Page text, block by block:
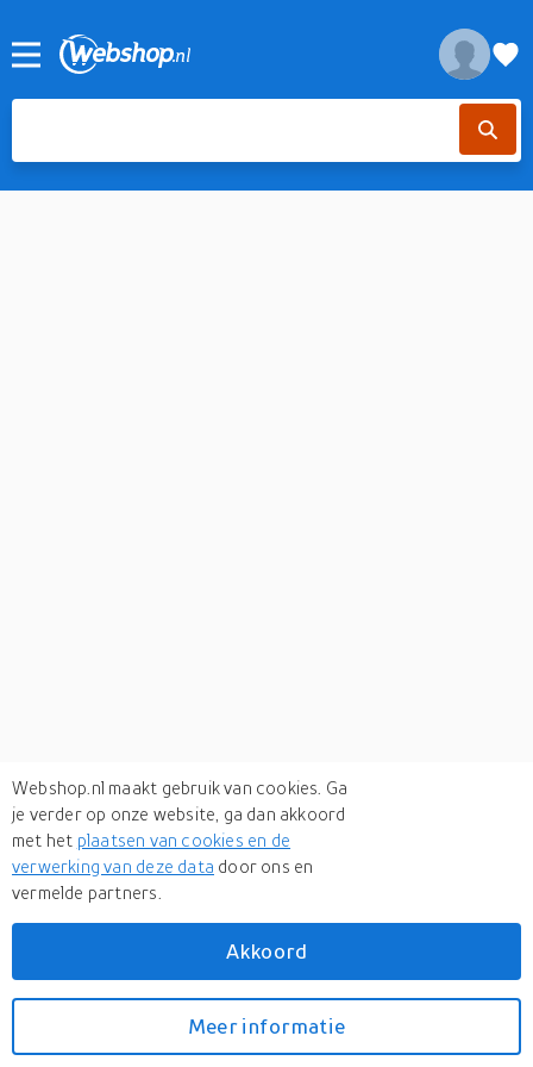
gerelateerde categorieën
Baby & peuter
Webshop.nl maakt gebruik van cookies. Ga
je verder op onze website, ga dan akkoord
met het plaatsen van cookies en de
verwerking van deze data door ons en
vermelde partners.
Akkoord
Meer informatie